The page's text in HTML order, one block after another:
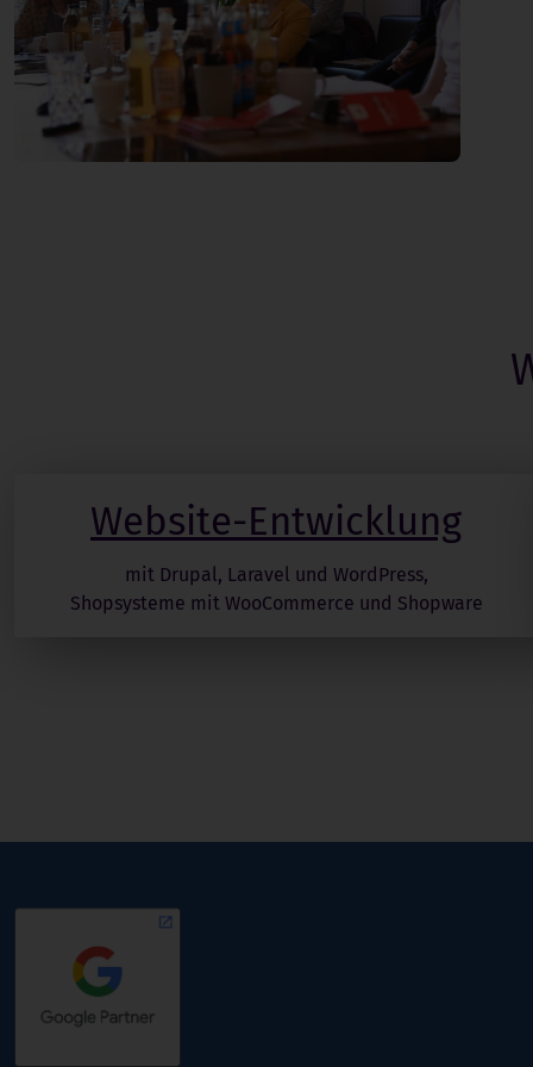
Website-Entwicklung
mit Drupal, Laravel und WordPress,
Shopsysteme mit WooCommerce und Shopware